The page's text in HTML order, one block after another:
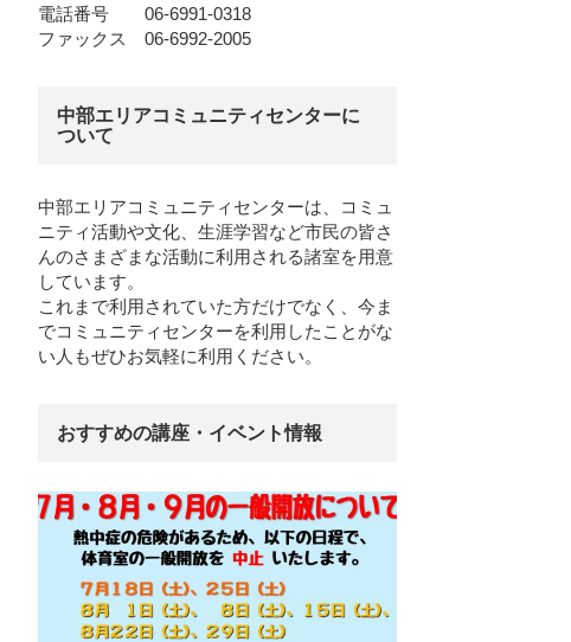
電話番号 06-6991-0318
ファックス 06-6992-2005
中部エリアコミュニティセンターに
ついて
中部エリアコミュニティセンターは、コミュ
ニティ活動や文化、生涯学習など市民の皆さ
んのさまざまな活動に利用される諸室を用意
しています。
これまで利用されていた方だけでなく、今ま
でコミュニティセンターを利用したことがな
い人もぜひお気軽に利用ください。
おすすめの講座・イベント情報